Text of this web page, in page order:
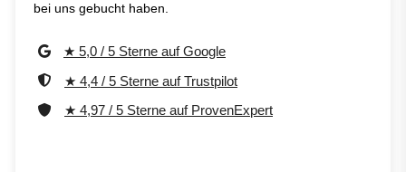
bei uns gebucht haben.
★ 5,0 / 5 Sterne auf Google
★ 4,4 / 5 Sterne auf Trustpilot
★ 4,97 / 5 Sterne auf ProvenExpert